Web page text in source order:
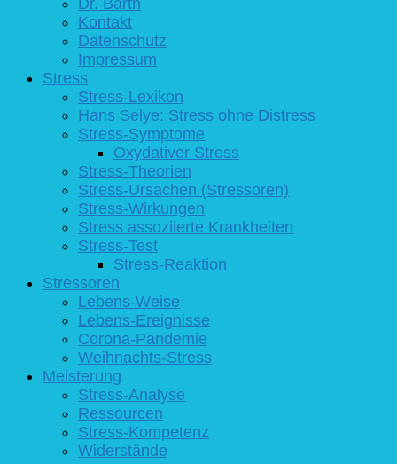
Kontakt
Datenschutz
Impressum
Stress
Stress-Lexikon
Hans Selye: Stress ohne Distress
Stress-Symptome
Oxydativer Stress
Stress-Theorien
Stress-Ursachen (Stressoren)
Stress-Wirkungen
Stress assoziierte Krankheiten
Stress-Test
Stress-Reaktion
Stressoren
Lebens-Weise
Lebens-Ereignisse
Corona-Pandemie
Weihnachts-Stress
Meisterung
Stress-Analyse
Ressourcen
Stress-Kompetenz
Widerstände